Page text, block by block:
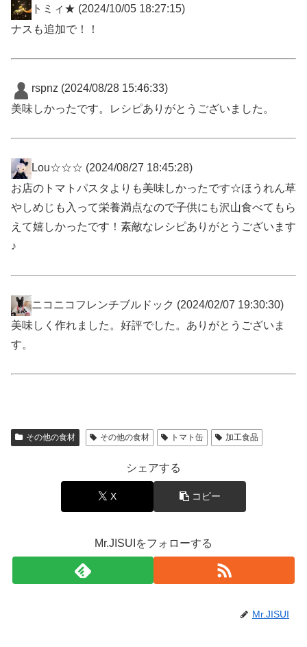
トミィ★ (2024/10/05 18:27:15)
ナスも追加で！！
rspnz (2024/08/28 15:46:33)
美味しかったです。レシピありがとうございました。
Lou☆☆☆ (2024/08/27 18:45:28)
お店のトマトパスタよりも美味しかったです☆ほうれん草
やしめじも入って栄養満点なので子供にも沢山食べてもら
えて嬉しかったです！素敵なレシピありがとうございます
♪
ニコニコフレンチブルドック (2024/02/07 19:30:30)
美味しく作れました。好評でした。ありがとうございま
す。
その他の食材 その他の食材 トマト缶 加工食品
シェアする
X コピー
Mr.JISUIをフォローする
Mr.JISUI